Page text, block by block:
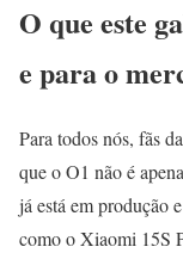
O que este
e para o
Para todos nós, fãs da
que o O1 não é
já está em produção
como o Xiaomi 15S